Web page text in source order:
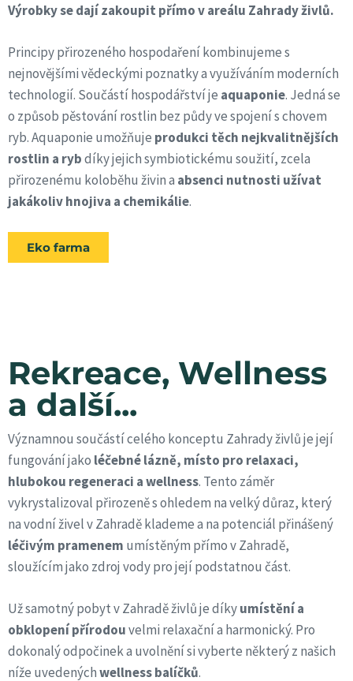
Výrobky se dají zakoupit přímo v areálu Zahrady živlů.
Principy přirozeného hospodaření kombinujeme s
nejnovějšími vědeckými poznatky a využíváním moderních
technologií. Součástí hospodářství je aquaponie. Jedná se
o způsob pěstování rostlin bez půdy ve spojení s chovem
ryb. Aquaponie umožňuje produkci těch nejkvalitnějších
rostlin a rybdíky jejich symbiotickému soužití, zcela
přirozenému koloběhu živin a absenci nutnosti užívat
jakákoliv hnojiva a chemikálie.
Eko farma
Rekreace, Wellness
a další...
Významnou součástí celého konceptu Zahrady živlů je její
fungování jako léčebné lázně, místo pro relaxaci,
hlubokou regeneraci a wellness. Tento záměr
vykrystalizoval přirozeně s ohledem na velký důraz, který
na vodní živel v Zahradě klademe a na potenciál přinášený
léčivým pramenem umístěným přímo v Zahradě,
sloužícím jako zdroj vody pro její podstatnou část.
Už samotný pobyt v Zahradě živlů je díkyumístění a
obklopení přírodouvelmi relaxační a harmonický. Pro
dokonalý odpočinek a uvolnění si vyberte některý z našich
níže uvedenýchwellness balíčků.